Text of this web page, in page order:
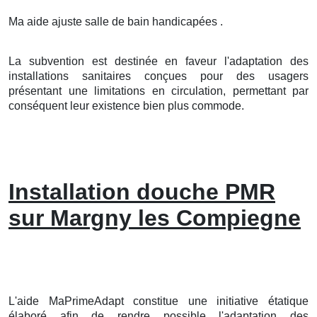
Ma aide ajuste salle de bain handicapées .
La subvention est destinée en faveur l'adaptation des
installations sanitaires conçues pour des usagers
présentant une limitations en circulation, permettant par
conséquent leur existence bien plus commode.
Installation douche PMR
sur Margny les Compiegne
L'aide MaPrimeAdapt constitue une initiative étatique